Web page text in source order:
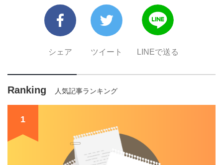
シェア ツイート LINEで送る
Ranking 人気記事ランキング
1